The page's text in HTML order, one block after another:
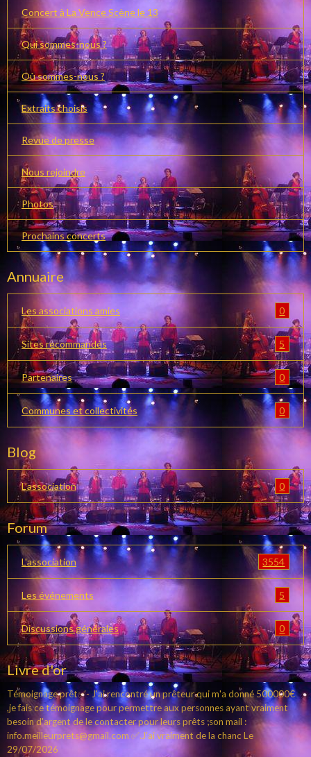
Concert à La Vence Scène le 13
Qui sommes-nous ?
Où sommes-nous ?
Extraits choisis
Revue de presse
Nous rejoindre
Photos
Prochains concerts
Annuaire
Les associations amies 0
Sites recommandés 5
Partenaires 0
Communes et collectivités 0
Blog
L'association 0
Forum
L'association 3554
Les événements 5
Discussions générales 0
Livre d'or
Témoignage prêt✅- J'ai rencontré un prêteur qui m'a donné 500000€
,je fais ce témoignage pour permettre aux personnes ayant vraiment
besoin d'argent de le contacter pour leurs prêts ;son mail :
info.meilleurprets@gmail.com ✅.J'ai vraiment de la chanc Le
29/07/2026